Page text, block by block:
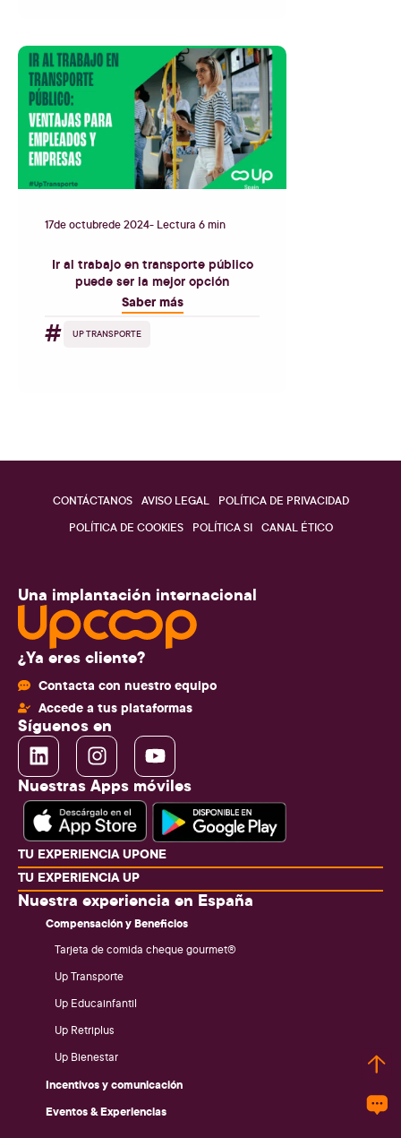
17deoctubrede2024- Lectura 6 min
Ir al trabajo en transporte público
puede ser la mejor opción
Saber más
# UP TRANSPORTE
CONTÁCTANOS AVISO LEGAL
POLÍTICA DE PRIVACIDAD
POLÍTICA DE COOKIES
POLÍTICA SI CANAL ÉTICO
Una implantación internacional
¿Ya eres cliente?
Contacta con nuestro equipo
Accede a tus plataformas
Síguenos en
Nuestras Apps móviles
TU EXPERIENCIA UPONE
TU EXPERIENCIA UP
Nuestra experiencia en España
Compensación y Beneficios
Tarjeta de comida cheque gourmet®
Up Transporte
Up Educainfantil
Up Retriplus
Up Bienestar
Incentivos y comunicación
Eventos & Experiencias